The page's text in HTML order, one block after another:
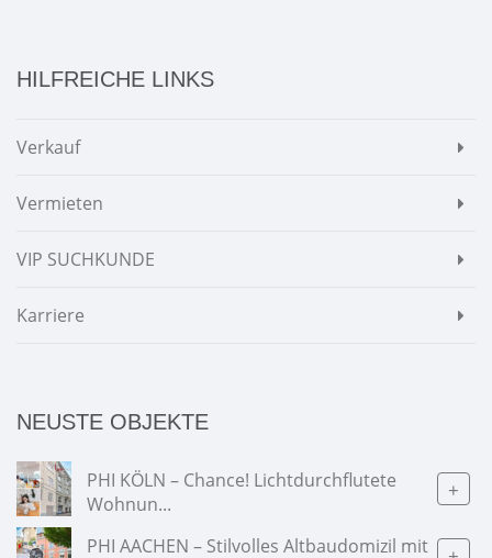
HILFREICHE LINKS
Verkauf
Vermieten
VIP SUCHKUNDE
Karriere
NEUSTE OBJEKTE
PHI KÖLN – Chance! Lichtdurchflutete
Wohnun...
+
PHI AACHEN – Stilvolles Altbaudomizil mit